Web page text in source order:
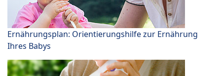
Ernährungsplan: Orientierungshilfe zur Ernährung
Ihres Babys